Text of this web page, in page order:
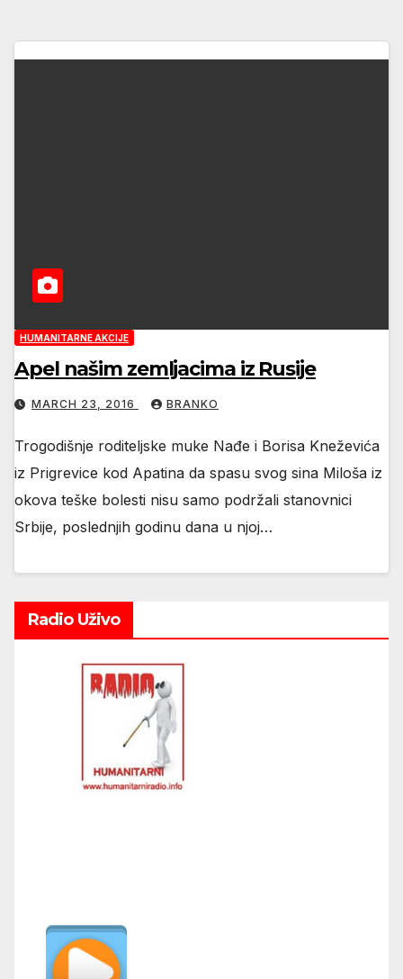
HUMANITARNE AKCIJE
Apel našim zemljacima iz Rusije
MARCH 23, 2016 BRANKO
Trogodišnje roditeljske muke Nađe i Borisa Kneževića
iz Prigrevice kod Apatina da spasu svog sina Miloša iz
okova teške bolesti nisu samo podržali stanovnici
Srbije, poslednjih godinu dana u njoj…
Radio Uživo